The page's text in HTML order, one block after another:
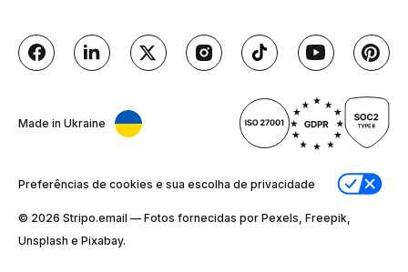
Made in Ukraine
Preferências de cookies e sua escolha de privacidade
© 2026 Stripо.email — Fotos fornecidas por Pexels, Freepik,
Unsplash e Pixabay.